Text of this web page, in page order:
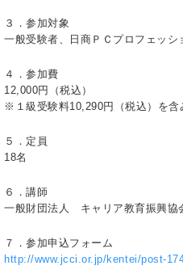
３．参加対象
一般受験者、日商ＰＣプロフェッ
４．参加費
12,000円（税込）
※１級受験料10,290円（税込）を含
５．定員
18名
６．講師
一般財団法人 キャリア教育振興
７．参加申込フォーム
http://www.jcci.or.jp/kentei/post-